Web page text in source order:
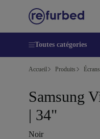
Toutes catégories
Accueil Produits Écrans
Samsung
| 34"
Noir